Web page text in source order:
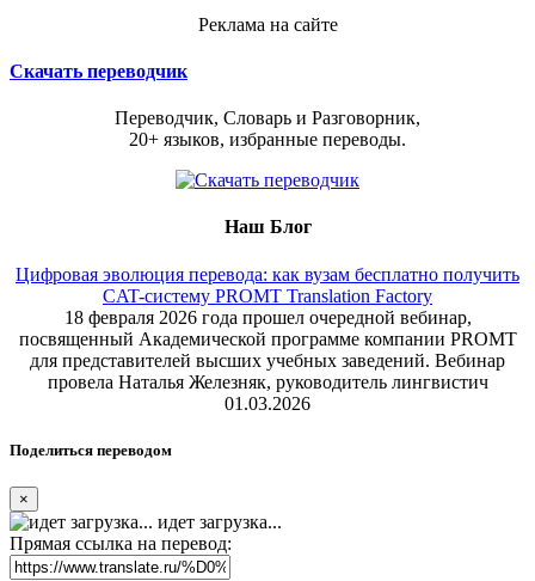
Реклама на сайте
Скачать переводчик
Переводчик, Словарь и Разговорник,
20+ языков, избранные переводы.
Наш Блог
Цифровая эволюция перевода: как вузам бесплатно получить
CAT-систему PROMT Translation Factory
18 февраля 2026 года прошел очередной вебинар,
посвященный Академической программе компании PROMT
для представителей высших учебных заведений. Вебинар
провела Наталья Железняк, руководитель лингвистич
01.03.2026
Поделиться переводом
×
идет загрузка...
Прямая ссылка на перевод: